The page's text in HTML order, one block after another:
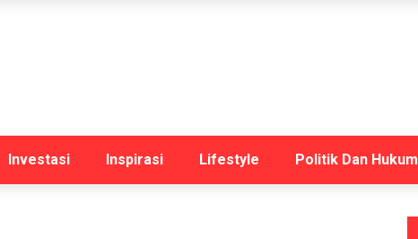
Investasi Inspirasi Lifestyle Politik Dan Hukum